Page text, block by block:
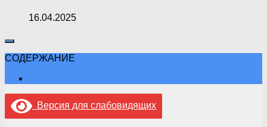
16.04.2025
СОДЕРЖАНИЕ
Версия для слабовидящих